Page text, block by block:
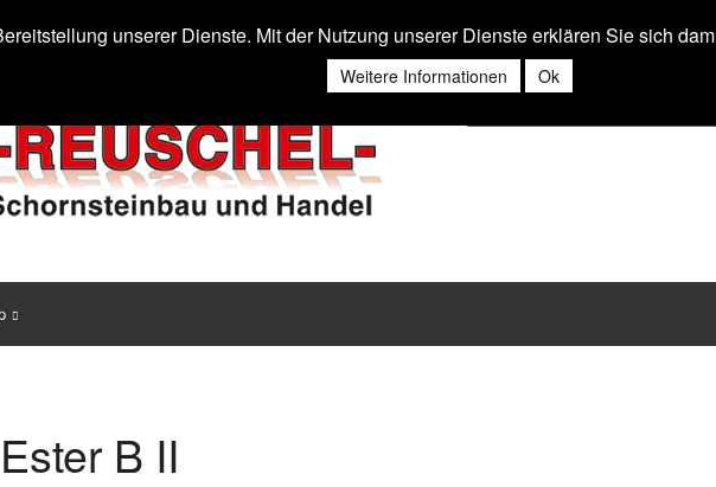
B II
unserer Dienste. Mit der Nutzung unserer Dienste erklären Sie sich
Weitere Informationen Ok